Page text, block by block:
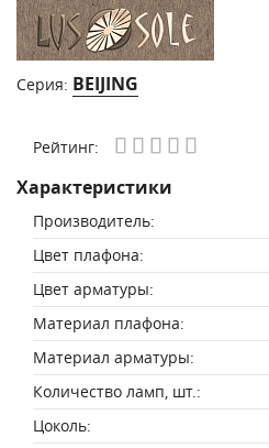
Серия: BEIJING
Рейтинг:
Характеристики
Производитель:
Цвет плафона:
Цвет арматуры:
Материал плафона:
Материал арматуры:
Количество ламп, шт.:
Цоколь: